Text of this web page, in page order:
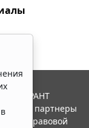
ГАРАНТ
и ее партнеры
правовой